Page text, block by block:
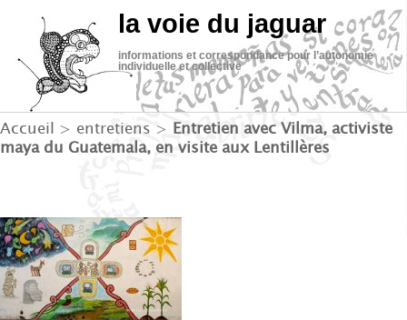
la voie du jaguar
informations et correspondance pour l’autonomie
individuelle et collective
Accueil > entretiens > Entretien avec Vilma, activiste
maya du Guatemala, en visite aux Lentillères